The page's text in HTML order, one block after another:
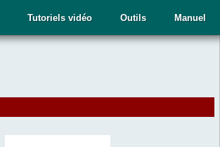
Manuel
Outils
Tutoriels vidéo